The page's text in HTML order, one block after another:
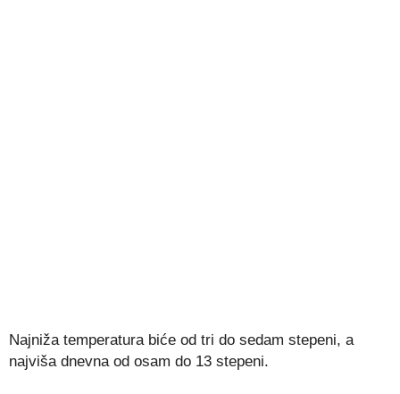
Najniža temperatura biće od tri do sedam stepeni, a
najviša dnevna od osam do 13 stepeni.